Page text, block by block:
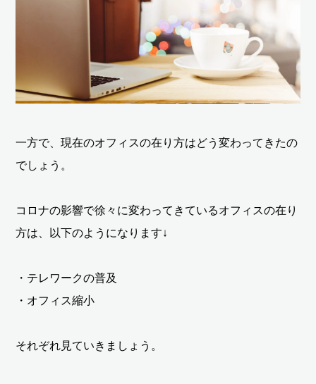
一方で、現在のオフィスの在り方はどう変わってきたの
でしょう。
コロナの影響で徐々に変わってきているオフィスの在り
方は、以下のようになります↓
・テレワークの普及
・オフィス縮小
それぞれ見ていきましょう。